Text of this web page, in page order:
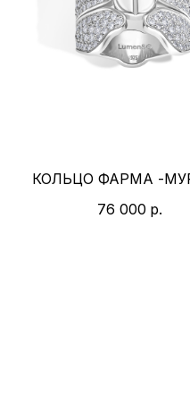
КОЛЬЦО ФАРМА -
76 000 р.